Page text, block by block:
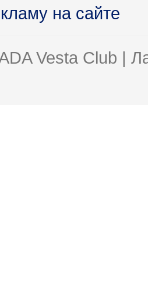
на сайте
Vesta Club |